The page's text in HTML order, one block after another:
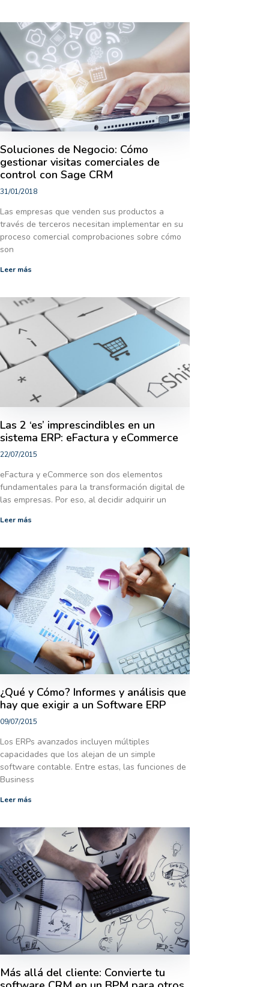
Soluciones de Negocio: Cómo
gestionar visitas comerciales de
control con Sage CRM
31/01/2018
Las empresas que venden sus productos a
través de terceros necesitan implementar en su
proceso comercial comprobaciones sobre cómo
son
Leer más
Las 2 ‘es’ imprescindibles en un
sistema ERP: eFactura y eCommerce
22/07/2015
eFactura y eCommerce son dos elementos
fundamentales para la transformación digital de
las empresas. Por eso, al decidir adquirir un
Leer más
¿Qué y Cómo? Informes y análisis que
hay que exigir a un Software ERP
09/07/2015
Los ERPs avanzados incluyen múltiples
capacidades que los alejan de un simple
software contable. Entre estas, las funciones de
Business
Leer más
Más allá del cliente: Convierte tu